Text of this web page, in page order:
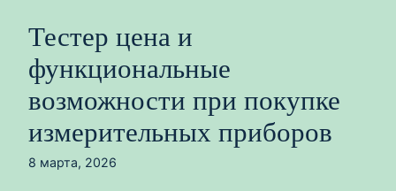
Тестер цена и
функциональные
возможности при покупке
измерительных приборов
8 марта, 2026